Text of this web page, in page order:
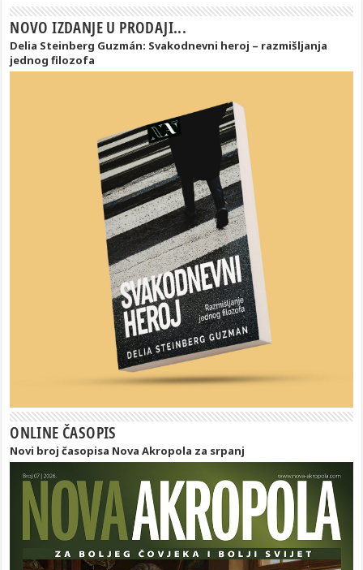
NOVO IZDANJE U PRODAJI...
Delia Steinberg Guzmán: Svakodnevni heroj – razmišljanja
jednog filozofa
ONLINE ČASOPIS
Novi broj časopisa Nova Akropola za srpanj